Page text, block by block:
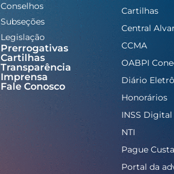
Conselhos
Subseções
Legislação
Prerrogativas
Cartilhas
Transparência
Imprensa
Fale Conosco
Cartilhas
Central
CCMA
OABPI
Diário
Honorários
INSS Digital
NTI
Pague
Portal da